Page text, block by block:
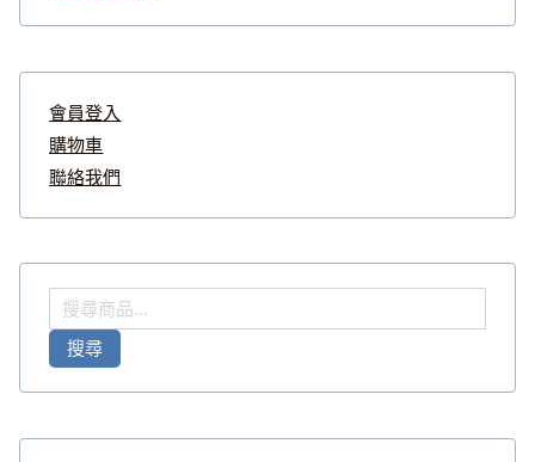
會員登入
購物車
聯絡我們
搜
尋
搜尋